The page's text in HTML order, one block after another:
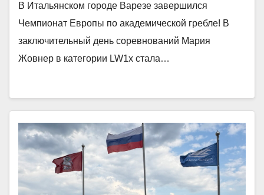
В Итальянском городе Варезе завершился
Чемпионат Европы по академической гребле! В
заключительный день соревнований Мария
Жовнер в категории LW1x стала…